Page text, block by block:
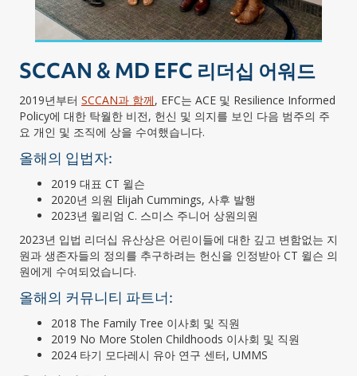
SCCAN & MD EFC 리더십 어워드
2019년부터 SCCAN과 함께, EFC는 ACE 및 Resilience Informed
Policy에 대한 탁월한 비전, 헌신 및 의지를 보인 다음 범주의 주
요 개인 및 조직에 상을 수여했습니다.
올해의 입법자:
2019 대표 CT 윌슨
2020년 의원 Elijah Cummings, 사후 발행
2023년 윌리엄 C. 스미스 주니어 상원의원
2023년 입법 리더십 유산상은 어린이들에 대한 깊고 변함없는 지
원과 생존자들의 정의를 추구하려는 헌신을 인정받아 CT 윌슨 의
원에게 수여되었습니다.
올해의 커뮤니티 파트너:
2018 The Family Tree 이사회 및 직원
2019 No More Stolen Childhoods 이사회 및 직원
2024 타기 모다레시 유아 연구 센터, UMMS